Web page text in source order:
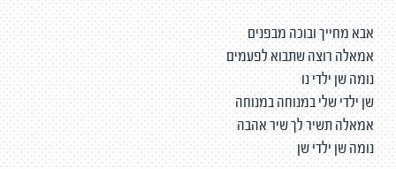
אבא מחייך ובוכה מבפנים
אמאלה רוצה שתבוא לפעמים
נומה שן ילדי נו
שן ילדי שלי במנוחה במנוחה
אמאלה תשיר לך שיר אהבה
נומה שן ילדי שן